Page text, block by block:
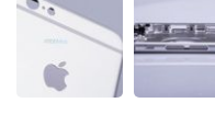
ภาพ
ภาพ